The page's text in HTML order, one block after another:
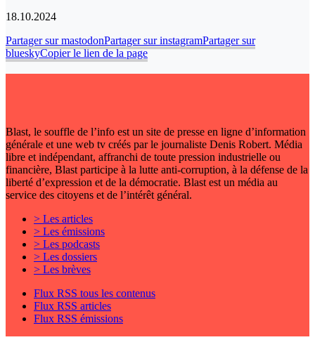
18.10.2024
Partager sur mastodonPartager sur instagramPartager sur
blueskyCopier le lien de la page
Blast, le souffle de l’info est un site de presse en ligne d’information
générale et une web tv créés par le journaliste Denis Robert. Média
libre et indépendant, affranchi de toute pression industrielle ou
financière, Blast participe à la lutte anti-corruption, à la défense de la
liberté d’expression et de la démocratie. Blast est un média au
service des citoyens et de l’intérêt général.
> Les articles
> Les émissions
> Les podcasts
> Les dossiers
> Les brèves
Flux RSS tous les contenus
Flux RSS articles
Flux RSS émissions